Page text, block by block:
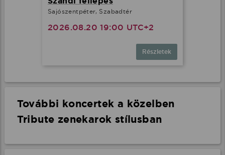
Sajószentpéter, Szabadtér
2026.08.20 19:00 UTC+2
Részletek
További koncertek a közelben
Tribute zenekarok stílusban